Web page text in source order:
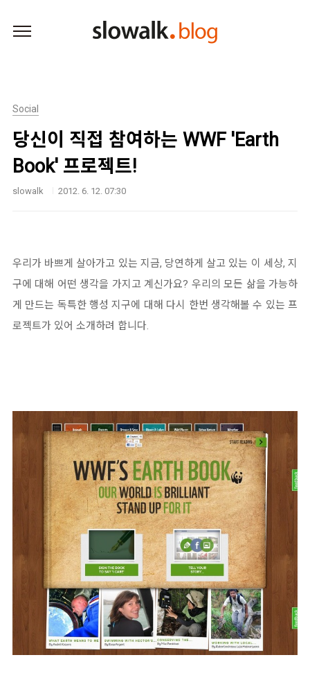
Social
당신이 직접 참여하는 WWF 'Earth
Book' 프로젝트!
slowalk 2012. 6. 12. 07:30
우리가 바쁘게 살아가고 있는 지금, 당연하게 살고 있는 이 세상, 지
구에 대해 어떤 생각을 가지고 계신가요? 우리의 모든 삶을 가능하
게 만드는 독특한 행성 지구에 대해 다시 한번 생각해볼 수 있는 프
로젝트가 있어 소개하려 합니다.